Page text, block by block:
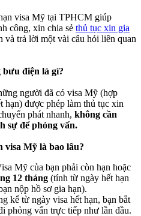
visa Mỹ tại TPHCM giúp
công, xin chia sẻ thủ tục xin gia
và trả lời một vài câu hỏi liên quan
điện là gì?
người đã có visa Mỹ (hợp
hạn) được phép làm thủ tục xin
phát nhanh, không cần
sự để phỏng vấn.
visa Mỹ là bao lâu?
Mỹ của bạn phải còn hạn hoặc
12 tháng (tính từ ngày hết hạn
nộp hồ sơ gia hạn).
kể từ ngày visa hết hạn, bạn bắt
phỏng vấn trực tiếp như lần đầu.